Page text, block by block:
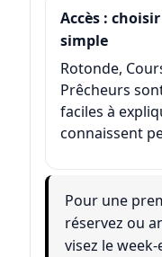
Accès :
simple
Rotonde,
Prêcheurs
faciles à
connaissent
Pour une
réservez ou
visez le